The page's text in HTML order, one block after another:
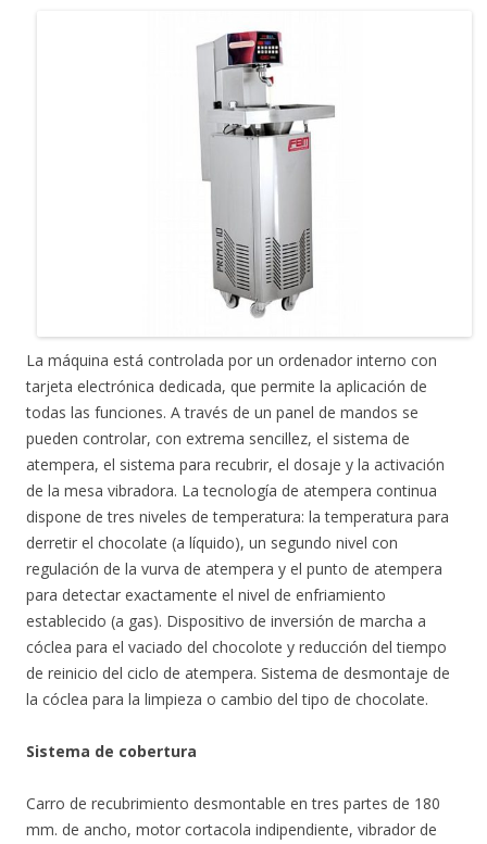
La máquina está controlada por un ordenador interno con
tarjeta electrónica dedicada, que permite la aplicación de
todas las funciones. A través de un panel de mandos se
pueden controlar, con extrema sencillez, el sistema de
atempera, el sistema para recubrir, el dosaje y la activación
de la mesa vibradora. La tecnología de atempera continua
dispone de tres niveles de temperatura: la temperatura para
derretir el chocolate (a líquido), un segundo nivel con
regulación de la vurva de atempera y el punto de atempera
para detectar exactamente el nivel de enfriamiento
establecido (a gas). Dispositivo de inversión de marcha a
cóclea para el vaciado del chocolote y reducción del tiempo
de reinicio del ciclo de atempera. Sistema de desmontaje de
la cóclea para la limpieza o cambio del tipo de chocolate.
Sistema de cobertura
Carro de recubrimiento desmontable en tres partes de 180
mm. de ancho, motor cortacola indipendiente, vibrador de